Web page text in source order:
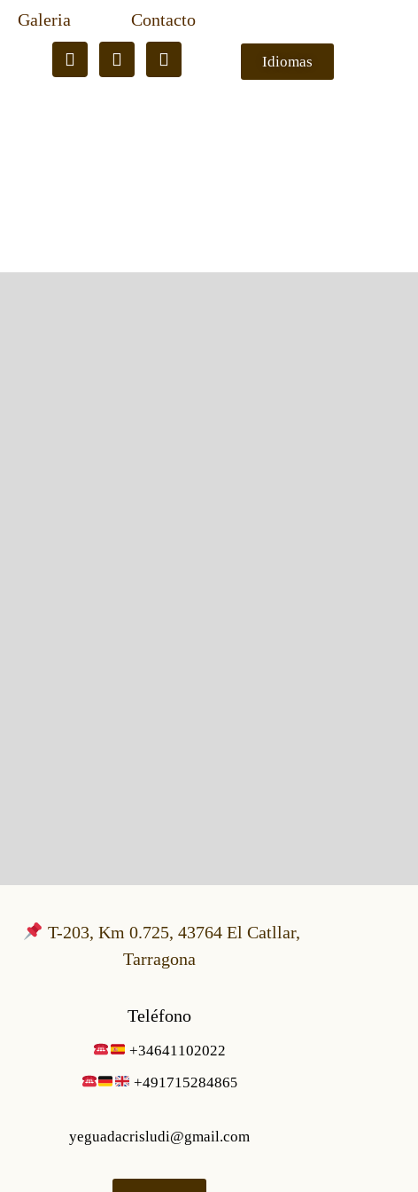
Galeria Contacto
Idiomas
T-203, Km 0.725, 43764 El Catllar,
Tarragona
Teléfono
+34641102022
+491715284865
yeguadacrisludi@gmail.com